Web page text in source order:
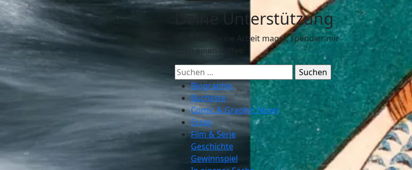
Deine Unterstützung
Wenn du meine Arbeit magst, spendier mir
doch einen Kaffee.
Suchen
nach:Biographie
Buchliste
Comic & Graphic Novel
Essay
Film & Serie
Geschichte
Gewinnspiel